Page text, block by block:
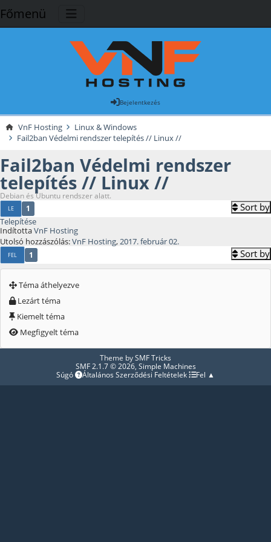
Főmenü
Bejelentkezés
VnF Hosting
Linux & Windows
Fail2ban Védelmi rendszer telepítés // Linux //
Fail2ban Védelmi rendszer
telepítés // Linux //
Debian és Ubuntu rendszer alatt.
LE 1 Sort by
Telepítése
IndítottaVnF Hosting
Utolsó hozzászólás:VnF Hosting,2017. február 02.
FEL 1 Sort by
Téma áthelyezve
Lezárt téma
Kiemelt téma
Megfigyelt téma
Theme bySMF Tricks
SMF 2.1.7 © 2026, Simple Machines
Súgó
Általános Szerződési Feltételek Fel ▲